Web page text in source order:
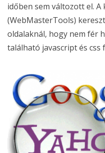
időben sem változott el.
(WebMasterTools)
oldalaknál, hogy nem fér
található javascript és css